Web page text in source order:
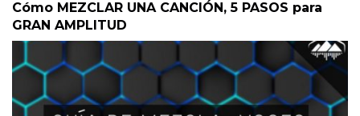
Cómo MEZCLAR UNA CANCIÓN, 5 PASOS para
GRAN AMPLITUD